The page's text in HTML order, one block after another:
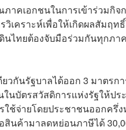
คเอกชนในการเข้าร่วมกิจ
เคราะห์เพื่อให้เกิดผลสัมฤท
ไทยต้องจับมือร่วมกันทุกภา
วกันรัฐบาลได้ออก 3 มาตร
ในบัตรสวัสดิการแห่งรัฐให้ป
ใช้จ่ายโดยประชาชนออกครึ่
นค้ามาลดหย่อนภาษีได้